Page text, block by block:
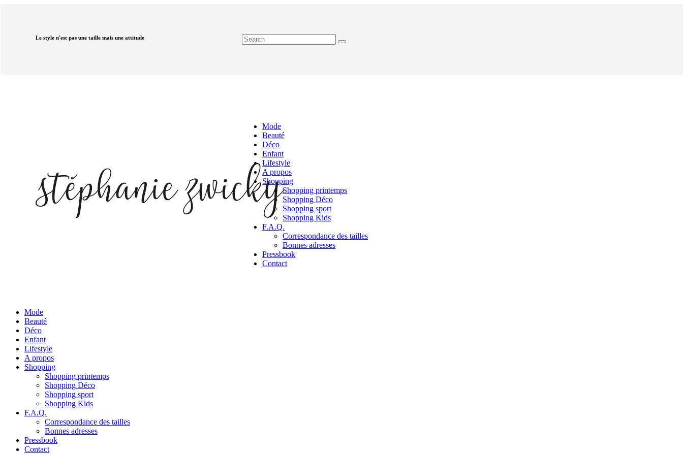
Le style n'est pas une taille mais une attitude
Mode
Beauté
Déco
Enfant
Lifestyle
A propos
Shopping
Shopping printemps
Shopping Déco
Shopping sport
Shopping Kids
F.A.Q.
Correspondance des tailles
Bonnes adresses
Pressbook
Contact
Mode
Beauté
Déco
Enfant
Lifestyle
A propos
Shopping
Shopping printemps
Shopping Déco
Shopping sport
Shopping Kids
F.A.Q.
Correspondance des tailles
Bonnes adresses
Pressbook
Contact